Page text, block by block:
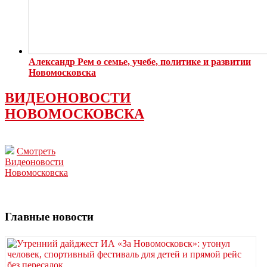
Александр Рем о семье, учебе, политике и развитии
Новомосковска
ВИДЕОНОВОСТИ
НОВОМОСКОВСКА
Смотреть
Видеоновости
Новомосковска
Главные новости